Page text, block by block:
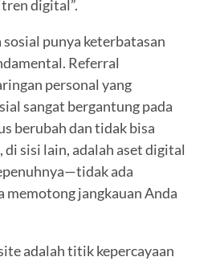
digital”.
punya keterbatasan
Referral
personal yang
sangat bergantung pada
berubah dan tidak bisa
sisi lain, adalah aset digital
ada
memotong jangkauan Anda
adalah titik kepercayaan